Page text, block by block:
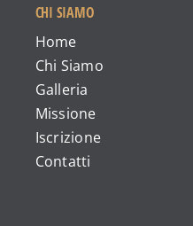
Home
Chi Siamo
Galleria
Missione
Iscrizione
Contatti
CHI SIAMO